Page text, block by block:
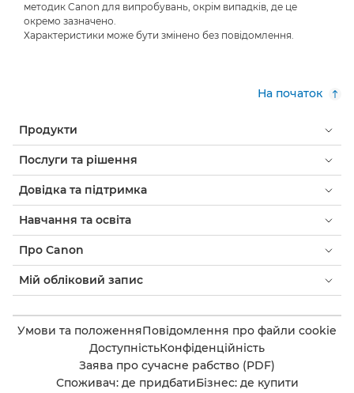
методик Canon для випробувань, окрім випадків, де це
окремо зазначено.
Характеристики може бути змінено без повідомлення.
На початок
Продукти
Послуги та рішення
Довідка та підтримка
Навчання та освіта
Про Canon
Мій обліковий запис
Умови та положенняПовідомлення про файли cookie
ДоступністьКонфіденційність
Заява про сучасне рабство (PDF)
Споживач: де придбатиБізнес: де купити